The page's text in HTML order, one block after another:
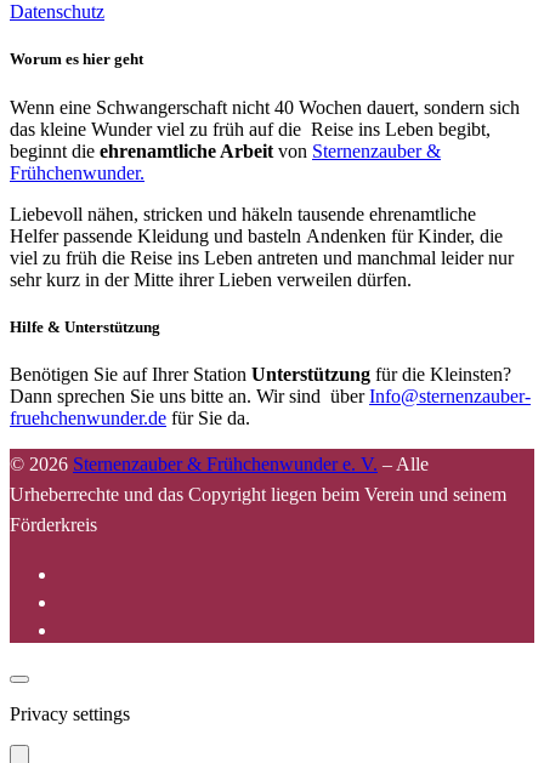
Datenschutz
Worum es hier geht
Wenn eine Schwangerschaft nicht 40 Wochen dauert, sondern sich
das kleine Wunder viel zu früh auf die Reise ins Leben begibt,
beginnt die ehrenamtliche Arbeit von Sternenzauber &
Frühchenwunder.
Liebevoll nähen, stricken und häkeln tausende ehrenamtliche
Helfer passende Kleidung und basteln Andenken für Kinder, die
viel zu früh die Reise ins Leben antreten und manchmal leider nur
sehr kurz in der Mitte ihrer Lieben verweilen dürfen.
Hilfe & Unterstützung
Benötigen Sie auf Ihrer Station Unterstützung für die Kleinsten?
Dann sprechen Sie uns bitte an. Wir sind überInfo@sternenzauber-
fruehchenwunder.de für Sie da.
© 2026 Sternenzauber & Frühchenwunder e. V. – Alle
Urheberrechte und das Copyright liegen beim Verein und seinem
Förderkreis
Privacy settings